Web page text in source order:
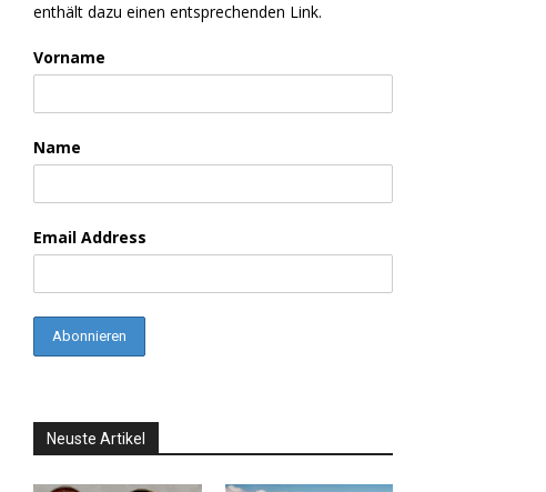
enthält dazu einen entsprechenden Link.
Vorname
Name
Email Address
Neuste Artikel